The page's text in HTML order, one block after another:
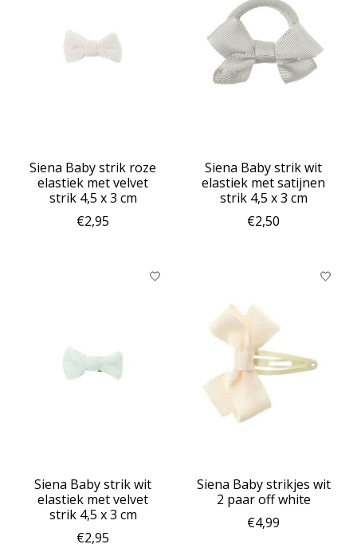
Siena Baby strik roze
elastiek met velvet
strik 4,5 x 3 cm
€2,95
Siena Baby strik wit
elastiek met satijnen
strik 4,5 x 3 cm
€2,50
Siena Baby strik wit
elastiek met velvet
strik 4,5 x 3 cm
€2,95
Siena Baby strikjes wit
2 paar off white
€4,99